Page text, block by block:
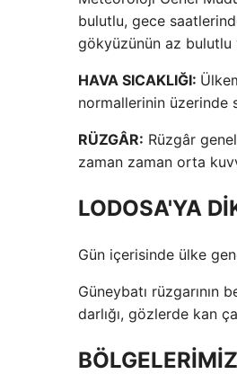
bulutlu, gece
gökyüzünün az bulutlu
HAVA SICAKLIĞI:
normallerinin üzerinde
RÜZGÂR: Rüzgâr
zaman zaman orta
LODOSA'YA
Gün içerisinde ülke
Güneybatı
darlığı, gözlerde kan